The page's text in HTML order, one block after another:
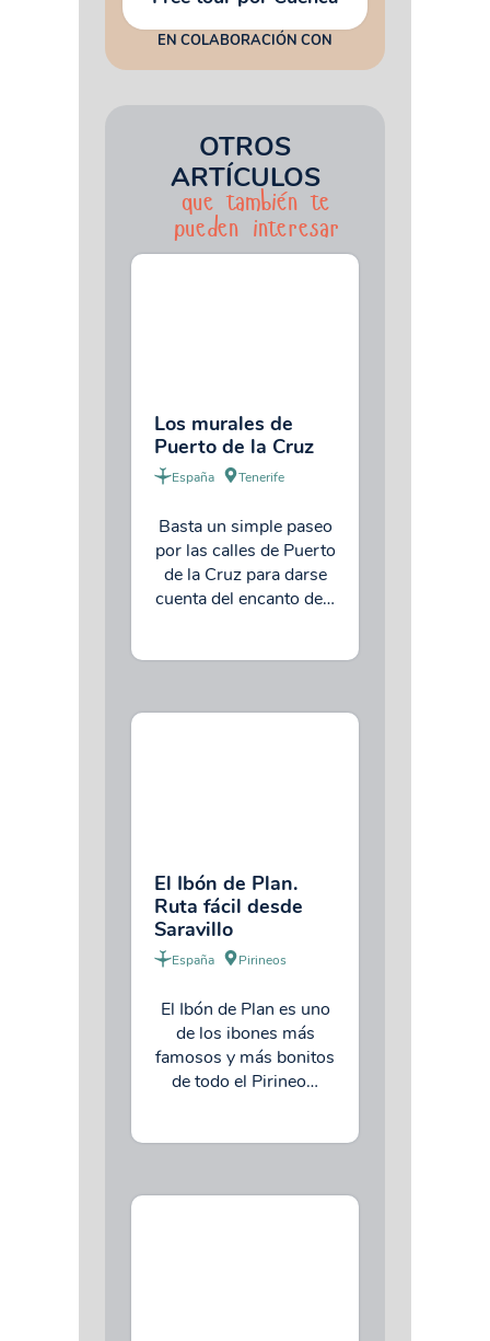
EN COLABORACIÓN CON
OTROS
ARTÍCULOS
que también te
pueden interesar
Los murales de
Puerto de la Cruz
España Tenerife
Basta un simple paseo
por las calles de Puerto
de la Cruz para darse
cuenta del encanto de…
El Ibón de Plan.
Ruta fácil desde
Saravillo
España Pirineos
El Ibón de Plan es uno
de los ibones más
famosos y más bonitos
de todo el Pirineo…